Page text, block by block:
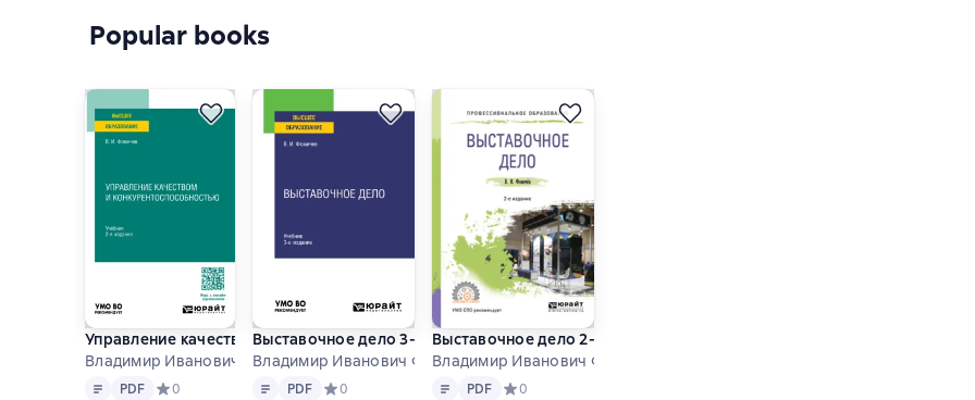
Popular books
Управление качеством и конкурентоспособностью 2-е изд., пер. и доп. Учебник для вузов
Владимир Иванович Фомичев
Text PDF
PDF Средний рейтинг 0 на основе 0 оценок
0
Выставочное дело 3-е изд., испр. и доп. Учебник для вузов
Владимир Иванович Фомичев
Text PDF
PDF Средний рейтинг 0 на основе 0 оценок
0
Выставочное дело 2-е изд., пер. и доп. Учебное пособие для СПО
Владимир Иванович Фомичев
Text PDF
PDF Средний рейтинг 0 на основе 0 оценок
0